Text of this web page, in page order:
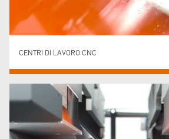
CENTRI DI LAVORO CNC